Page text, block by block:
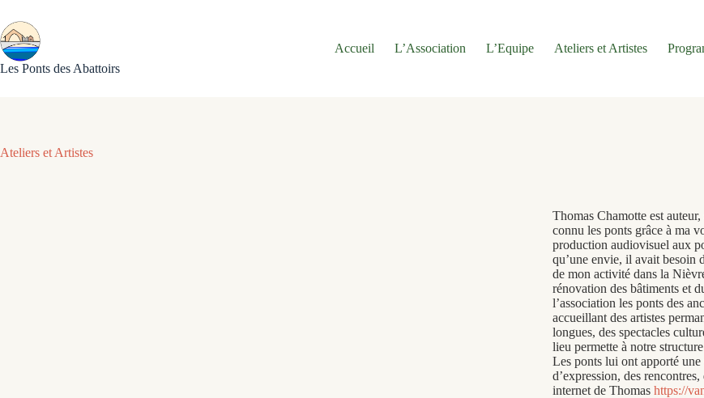
au
contenu
Les Ponts des Abattoirs
Accueil L’Association L’Equipe Ateliers et Artistes
Ateliers et Artistes
Thomas Chamotte est
connu les ponts grâce à ma
production audiovisuel aux
qu’une envie, il avait besoin
de mon activité dans la
rénovation des bâtiments et
l’association les ponts des
accueillant des artistes
longues, des spectacles
lieu permette à notre
Les ponts lui ont apporté
d’expression, des
internet de Thomas https://